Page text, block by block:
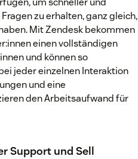
zu erhalten, ganz gleich,
Mit Zendesk bekommen
einen vollständigen
und können so
jeder einzelnen Interaktion
und eine
den Arbeitsaufwand für
Support und Sell